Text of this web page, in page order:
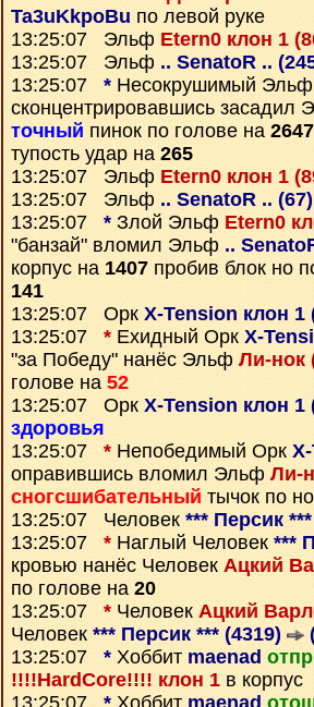
Ta3uKkpoBu по левой руке
13:25:07 Эльф Etern0 клон 1
13:25:07 Эльф .. SenatoR ..
13:25:07 * Несокрушимый Эльф
сконцентрировавшись засадил
точный пинок по голове на 2647
тупость удар на 265
13:25:07 Эльф Etern0 клон 1
13:25:07 Эльф .. SenatoR .. (67)
13:25:07 * Злой Эльф Etern0
"банзай" вломил Эльф ..
корпус на 1407 пробив блок но
141
13:25:07 Орк X-Tension клон 1
13:25:07 * Ехидный Орк X-
"за Победу" нанёс Эльф Ли-нок
голове на 52
13:25:07 Орк X-Tension клон 1
здоровья
13:25:07 * Непобедимый Орк
оправившись вломил Эльф Ли-
сногсшибательный тычок по
13:25:07 Человек *** Персик
13:25:07 * Наглый Человек ***
кровью нанёс Человек Ацкий
по голове на 20
13:25:07 * Человек Ацкий
Человек *** Персик *** (4319)
13:25:07 * Хоббит maenad
!!!!HardCore!!!! клон 1 в корпус
13:25:07 * Хоббит maenad